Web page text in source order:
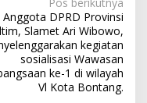
Anggota DPRD Provinsi
Slamet Ari Wibowo,
kegiatan
sosialisasi Wawasan
ke-1 di wilayah
Vl Kota Bontang.